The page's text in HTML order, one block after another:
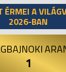
ÉRMEI A
2026-BAN
1